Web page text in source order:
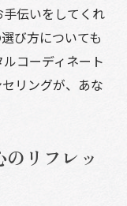
伝いをしてくれ
び方についても
コーディネート
リングが、あな
リフレッ